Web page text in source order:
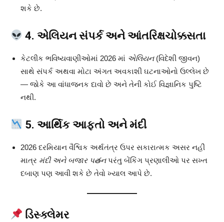
શકે છે.
4. એલિયન સંપર્ક અને આંતરિક્ષચોક્કસતા
કેટલીક ભવિષ્યવાણીઓમાં 2026 માં એલિયન(વિદેશી જીવન)
સાથે સંપર્ક અથવા મોટા અંગત અવકાશી ઘટનાઓનો ઉલ્લેખ છે
— જોકે આ વાંધાજનક દાવો છે અને તેની કોઈ વિજ્ઞાનિક પુષ્ટિ
નથી.
5. આર્થિક આફતો અને મંદી
2026 દરમિયાન વૈશ્વિક અર્થતંત્ર ઉપર સકારાત્મક અસર નહીં
માત્ર મંદી અને બજાર પతનપરંતુ બેંકિંગ પ્રણાલીઓ પર સખ્ત
દબાણ પણ આવી શકે છે તેવો ખ્યાલ આપે છે.
ડિસ્ક્લેમર